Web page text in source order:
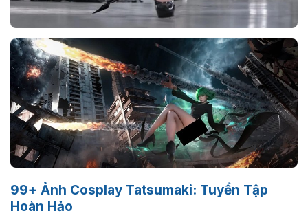
99+ Ảnh Cosplay Tatsumaki: Tuyển Tập
Hoàn Hảo